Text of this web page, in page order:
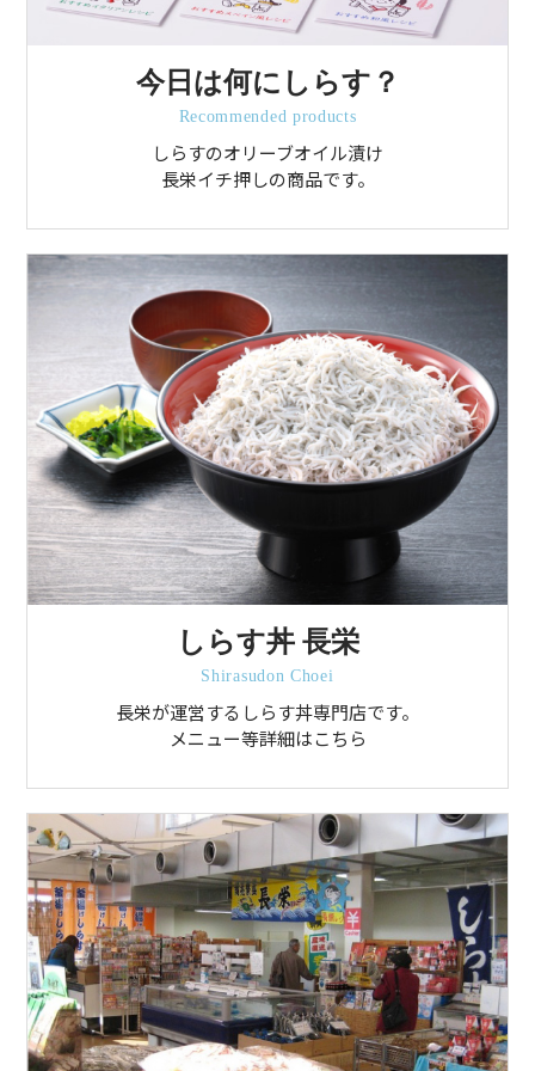
今日は何にしらす？
Recommended products
しらすのオリーブオイル漬け
長栄イチ押しの商品です。
しらす丼 長栄
Shirasudon Choei
長栄が運営するしらす丼専門店です。
メニュー等詳細はこちら